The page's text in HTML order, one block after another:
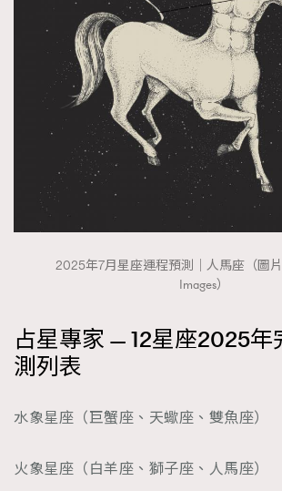
2025年7月星座運程預測｜人馬座（圖
Images）
占星專家 — 12星座2025年
測列表
水象星座（巨蟹座、天蠍座、雙魚座）
火象星座（白羊座、獅子座、人馬座）